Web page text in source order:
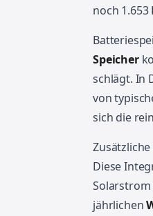
noch 1.653
Speicher
schlägt. In
von
sich die
Diese
Solarstrom
jährlichen